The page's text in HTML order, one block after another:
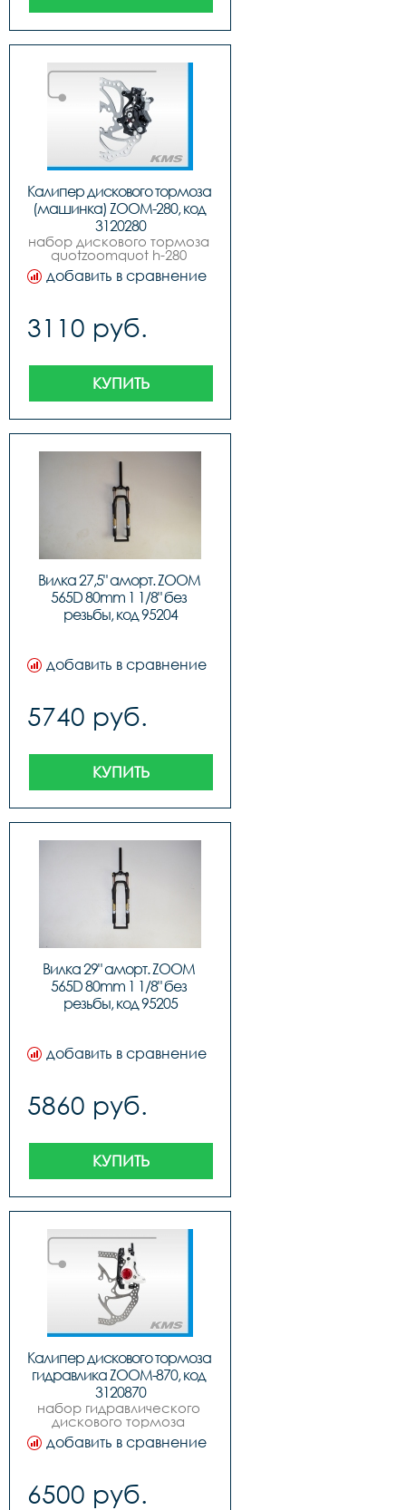
Калипер дискового тормоза
(машинка) ZOOM-280, код
3120280
набор дискового тормоза
quotzoomquot h-280
передний  задний плюс
два диска 160мм, цвет
добавить в сравнение
3110 руб.
КУПИТЬ
Вилка 27,5" аморт. ZOOM
565D 80mm 1 1/8" без
резьбы, код 95204
добавить в сравнение
5740 руб.
КУПИТЬ
Вилка 29" аморт. ZOOM
565D 80mm 1 1/8" без
резьбы, код 95205
добавить в сравнение
5860 руб.
КУПИТЬ
Калипер дискового тормоза
гидравлика ZOOM-870, код
3120870
набор гидравлического
дискового тормоза
quotzoomquot h-870
передний  задний плюс
добавить в сравнение
6500 руб.